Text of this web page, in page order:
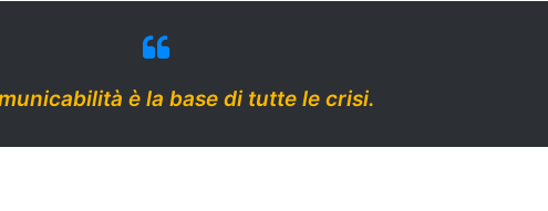
è la base di tutte le crisi.